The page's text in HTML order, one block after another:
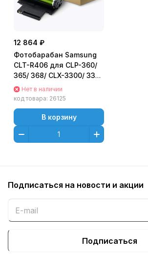
12 864 ₽
Фотобарабан Samsung
CLT-R406 для CLP-360/
365/ 368/ CLX-3300/ 3305
Оригинальный
Нет в наличии
код товара: 26125
В корзину
Подписаться на новости и акции
Подписаться